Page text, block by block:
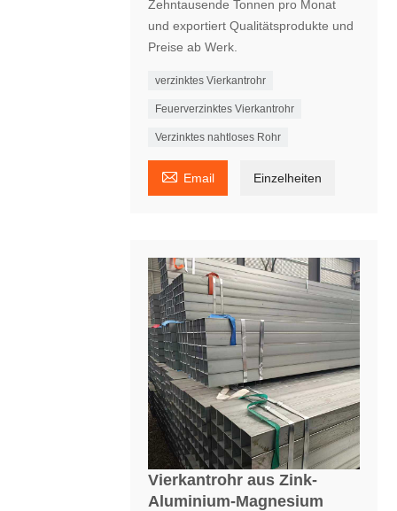
Zehntausende Tonnen pro Monat
und exportiert Qualitätsprodukte und
Preise ab Werk.
verzinktes Vierkantrohr
Feuerverzinktes Vierkantrohr
Verzinktes nahtloses Rohr
 Email Einzelheiten
Vierkantrohr aus Zink-
Aluminium-Magnesium